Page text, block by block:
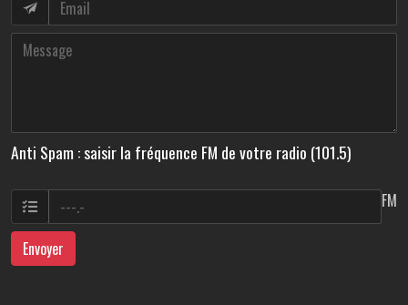
Anti Spam : saisir la fréquence FM de votre radio (101.5)
FM
Envoyer